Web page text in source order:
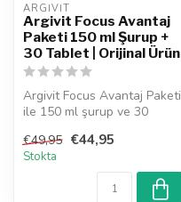
ARGIVIT
Argivit Focus Avantaj
Paketi 150 ml Şurup +
30 Tablet | Orijinal Ürün
Argivit Focus Avantaj Paketi
ile 150 ml şurup ve 30
Vitaminl...
€49,95 €44,95
Stokta